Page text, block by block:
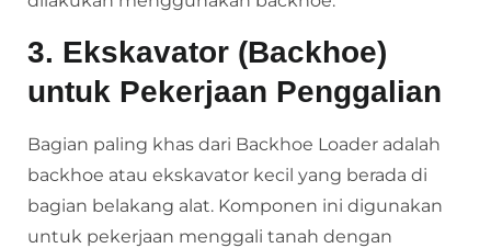
3. Ekskavator (Backhoe)
untuk Pekerjaan Penggalian
Bagian paling khas dari Backhoe Loader adalah
backhoe atau ekskavator kecil yang berada di
bagian belakang alat. Komponen ini digunakan
untuk pekerjaan menggali tanah dengan